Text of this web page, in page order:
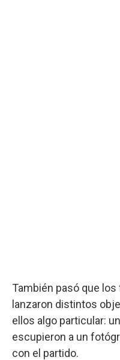
También pasó que
lanzaron distintos
ellos algo particular:
escupieron a un
con el partido.